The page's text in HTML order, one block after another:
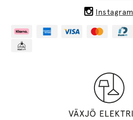
Instagram